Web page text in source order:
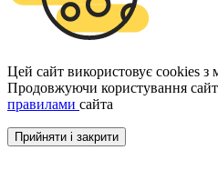
Цей сайт використовує cookies
Продовжуючи користування
правилами сайта
Прийняти і закрити